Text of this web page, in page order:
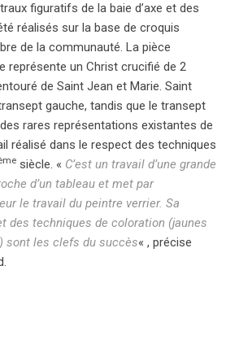
figuratifs de la baie d’axe et des
réalisés sur la base de croquis
de la communauté. La pièce
représente un Christ crucifié de 2
de Saint Jean et Marie. Saint
gauche, tandis que le transept
rares représentations existantes de
réalisé dans le respect des techniques
siècle. « C’est un travail d’une grande
d’un tableau et met par
le travail du peintre verrier. Sa
des techniques de coloration (jaunes
sont les clefs du succès« , précise